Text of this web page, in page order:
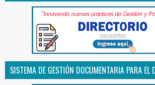
SISTEMA DE GESTIÓN DOCUMENTARIA PARA EL